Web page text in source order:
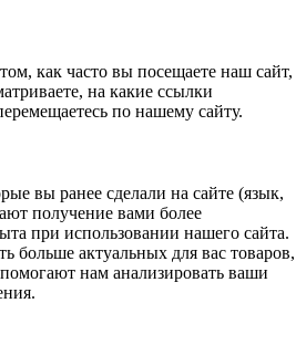
как часто вы посещаете наш сайт,
на какие ссылки
по нашему сайту.
вы ранее сделали на сайте (язык,
получение вами более
при использовании нашего сайта.
больше актуальных для вас товаров,
нам анализировать ваши